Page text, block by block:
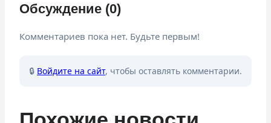
Обсуждение (0)
Комментариев пока нет. Будьте первым!
🔒 Войдите на сайт, чтобы оставлять комментарии.